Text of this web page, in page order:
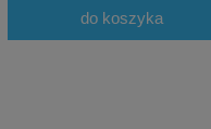
do koszyka